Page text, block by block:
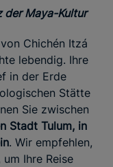
der Maya-Kultur
Chichén Itzá
lebendig. Ihre
in der Erde
Stätte
Sie zwischen
Stadt Tulum, in
. Wir empfehlen,
Ihre Reise